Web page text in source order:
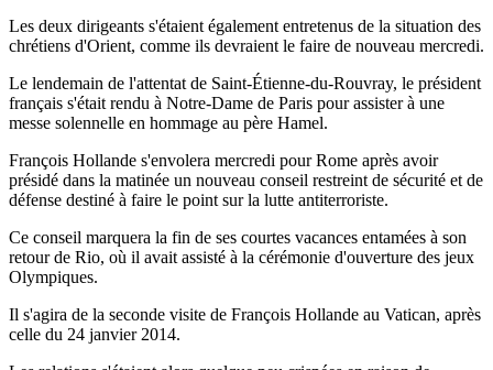
Les deux dirigeants s'étaient également entretenus de la situation des
chrétiens d'Orient, comme ils devraient le faire de nouveau mercredi.
Le lendemain de l'attentat de Saint-Étienne-du-Rouvray, le président
français s'était rendu à Notre-Dame de Paris pour assister à une
messe solennelle en hommage au père Hamel.
François Hollande s'envolera mercredi pour Rome après avoir
présidé dans la matinée un nouveau conseil restreint de sécurité et de
défense destiné à faire le point sur la lutte antiterroriste.
Ce conseil marquera la fin de ses courtes vacances entamées à son
retour de Rio, où il avait assisté à la cérémonie d'ouverture des jeux
Olympiques.
Il s'agira de la seconde visite de François Hollande au Vatican, après
celle du 24 janvier 2014.